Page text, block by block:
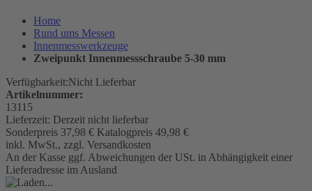
Home
Rund ums Messen
Innenmesswerkzeuge
Zweipunkt Innenmessschraube 5-30 mm
Verfügbarkeit:Nicht Lieferbar
Artikelnummer:
13115
Lieferzeit: Derzeit nicht lieferbar
Sonderpreis 37,98 € Katalogpreis 49,98 €
inkl. MwSt., zzgl. Versandkosten
An der Kasse ggf. Abweichungen der USt. in Abhängigkeit einer
Lieferadresse im Ausland